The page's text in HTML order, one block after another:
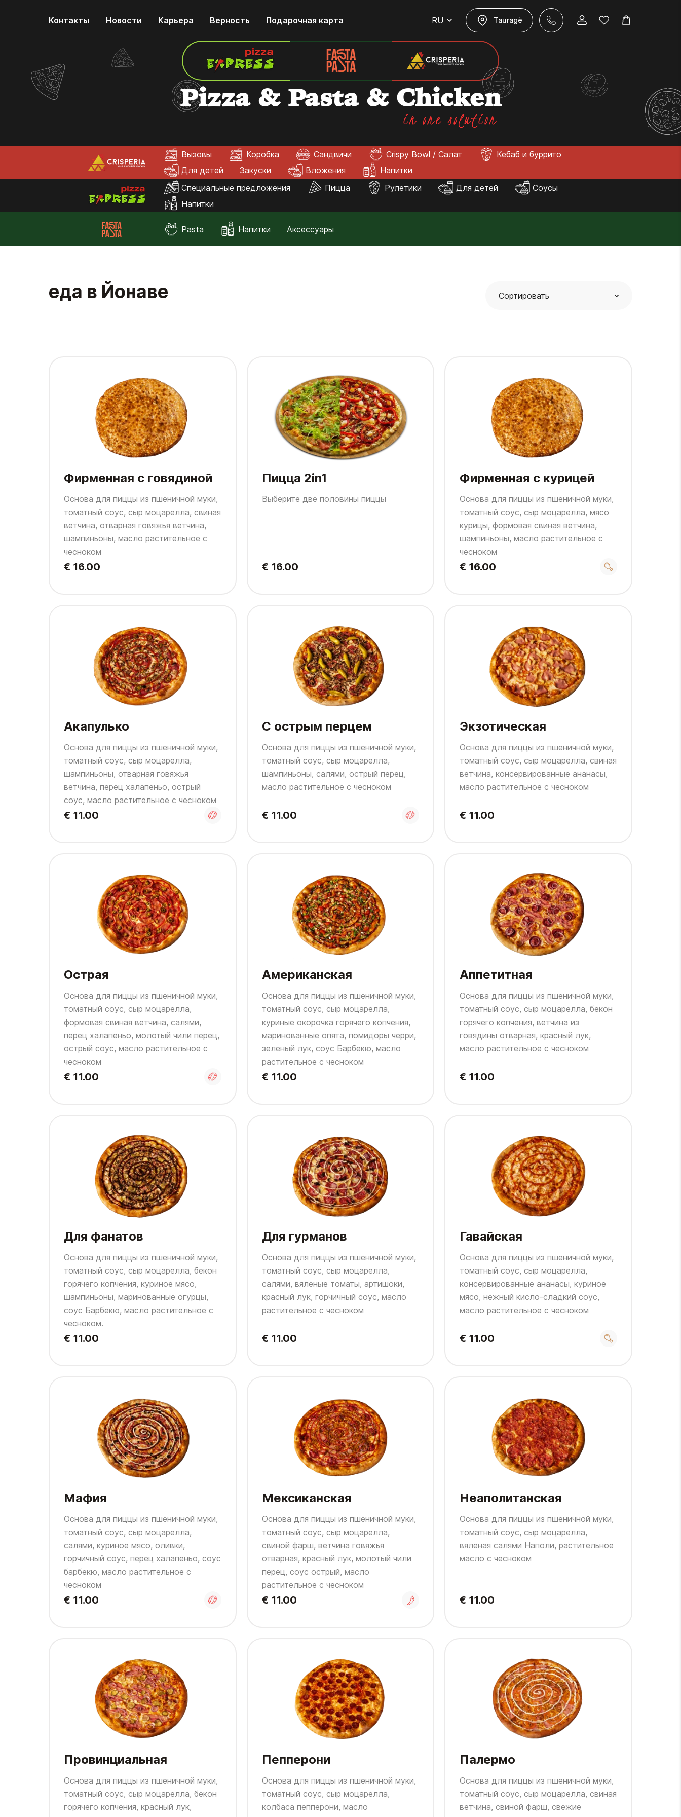
Контакты Новости Карьера Верность Подарочная карта RU Tauragė
Pizza & Pasta & Chicken
in one solution
Вызовы Коробка Сандвичи Crispy Bowl / Салат
Кебаб и буррито
Для детей
Закуски Вложения
Напитки
Специальные предложения
Пицца Рулетики Для детей
Соусы
Напитки
Pasta Напитки Аксессуары
еда в Йонаве Сортировать
Фирменная с говядиной
Основа для пиццы из пшеничной муки,
томатный соус, сыр моцарелла, свиная
ветчина, отварная говяжья ветчина,
шампиньоны, масло растительное с
чесноком
€ 16.00
Пицца 2in1
Выберите две половины пиццы
€ 16.00
Фирменная с курицей
Основа для пиццы из пшеничной муки,
томатный соус, сыр моцарелла, мясо
курицы, формовая свиная ветчина,
шампиньоны, масло растительное с
чесноком
€ 16.00
Акапулько
Основа для пиццы из пшеничной муки,
томатный соус, сыр моцарелла,
шампиньоны, отварная говяжья
ветчина, перец халапеньо, острый
соус, масло растительное с чесноком
€ 11.00
С острым перцем
Основа для пиццы из пшеничной муки,
томатный соус, сыр моцарелла,
шампиньоны, салями, острый перец,
масло растительное с чесноком
€ 11.00
Экзотическая
Основа для пиццы из пшеничной муки,
томатный соус, сыр моцарелла, свиная
ветчина, консервированные ананасы,
масло растительное с чесноком
€ 11.00
Острая
Основа для пиццы из пшеничной муки,
томатный соус, сыр моцарелла,
формовая свиная ветчина, салями,
перец халапеньо, молотый чили перец,
острый соус, масло растительное с
чесноком
€ 11.00
Американская
Основа для пиццы из пшеничной муки,
томатный соус, сыр моцарелла,
куриные окорочка горячего копчения,
маринованные опята, помидоры черри,
зеленый лук, соус Барбекю, масло
растительное с чесноком
€ 11.00
Аппетитная
Основа для пиццы из пшеничной муки,
томатный соус, сыр моцарелла, бекон
горячего копчения, ветчина из
говядины отварная, красный лук,
масло растительное с чесноком
€ 11.00
Для фанатов
Основа для пиццы из пшеничной муки,
томатный соус, сыр моцарелла, бекон
горячего копчения, куриное мясо,
шампиньоны, маринованные огурцы,
соус Барбекю, масло растительное с
чесноком.
€ 11.00
Для гурманов
Основа для пиццы из пшеничной муки,
томатный соус, сыр моцарелла,
салями, вяленые томаты, артишоки,
красный лук, горчичный соус, масло
растительное с чесноком
€ 11.00
Гавайская
Основа для пиццы из пшеничной муки,
томатный соус, сыр моцарелла,
консервированные ананасы, куриное
мясо, нежный кисло-сладкий соус,
масло растительное с чесноком
€ 11.00
Мафия
Основа для пиццы из пшеничной муки,
томатный соус, сыр моцарелла,
салями, куриное мясо, оливки,
горчичный соус, перец халапеньо, соус
барбекю, масло растительное с
чесноком
€ 11.00
Мексиканская
Основа для пиццы из пшеничной муки,
томатный соус, сыр моцарелла,
свиной фарш, ветчина говяжья
отварная, красный лук, молотый чили
перец, соус острый, масло
растительное с чесноком
€ 11.00
Неаполитанская
Основа для пиццы из пшеничной муки,
томатный соус, сыр моцарелла,
вяленая салями Наполи, растительное
масло с чесноком
€ 11.00
Провинциальная
Основа для пиццы из пшеничной муки,
томатный соус, сыр моцарелла, бекон
горячего копчения, красный лук,
Пепперони
Основа для пиццы из пшеничной муки,
томатный соус, сыр моцарелла,
колбаса пепперони, масло
Палермо
Основа для пиццы из пшеничной муки,
томатный соус, сыр моцарелла, свиная
ветчина, свиной фарш, свежие